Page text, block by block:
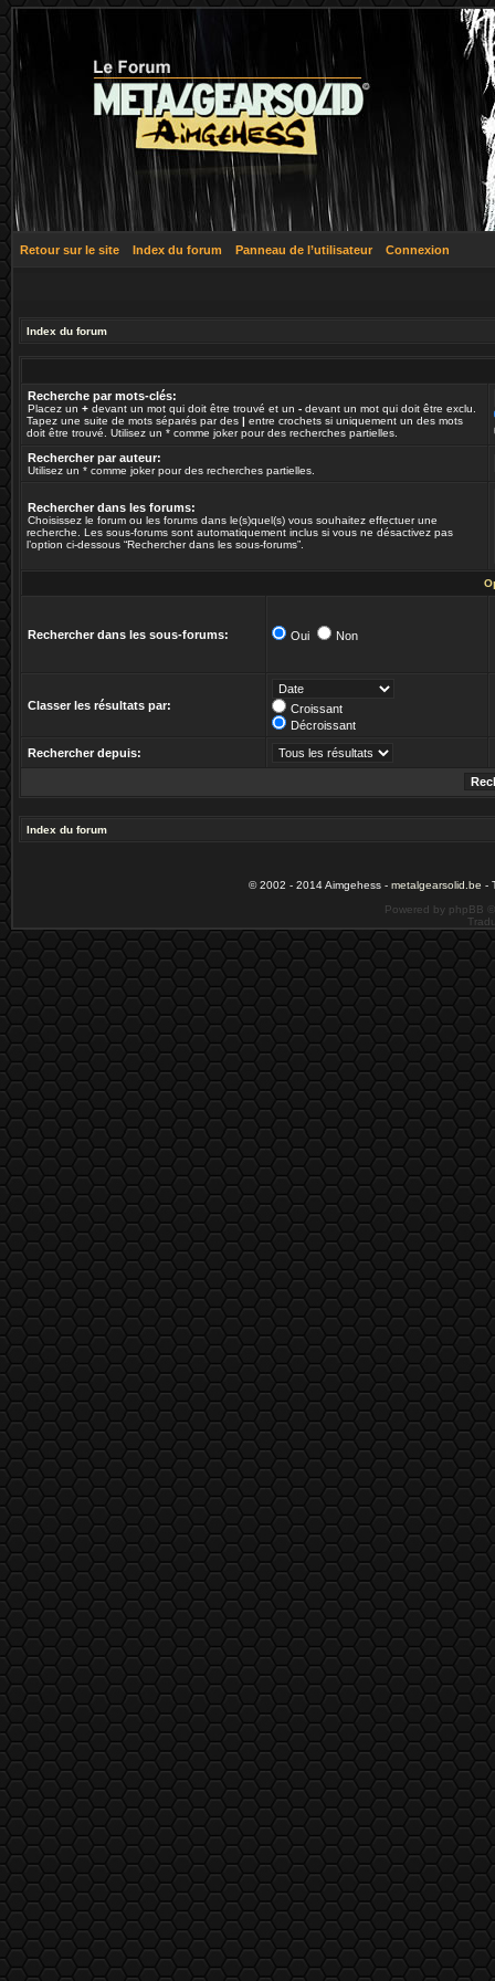
Retour sur le site Index du forum Panneau de l’utilisateur Connexion
Index du forum
Recherche par mots-clés:
Placez un + devant un mot qui doit être trouvé et un - devant un mot qui doit être exclu.
Tapez une suite de mots séparés par des | entre crochets si uniquement un des mots
doit être trouvé. Utilisez un * comme joker pour des recherches partielles.
Rechercher par auteur:
Utilisez un * comme joker pour des recherches partielles.
Rechercher dans les forums:
Choisissez le forum ou les forums dans le(s)quel(s) vous souhaitez effectuer une
recherche. Les sous-forums sont automatiquement inclus si vous ne désactivez pas
l’option ci-dessous “Rechercher dans les sous-forums”.
Rechercher dans les sous-forums: Oui Non
Classer les résultats par:
Croissant
Décroissant
Rechercher depuis:
Index du forum
© 2002 - 2014 Aimgehess - metalgearsolid.be -
Powered by phpBB